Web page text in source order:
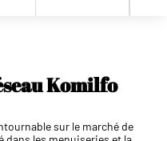
Komilfo
sur le marché de